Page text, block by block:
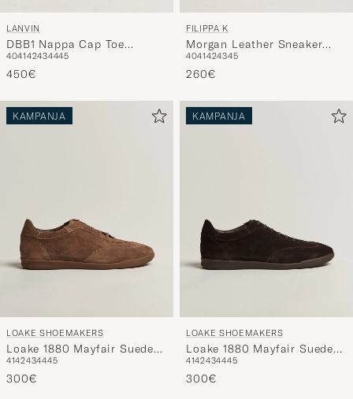
DBB1 Nappa Cap Toe
Sneaker Black
404142 434445
Morgan Leather Sneaker
White
4041 4243 45
KAMPANJA
Loake 1880 Mayfair Suede
Dress Sneaker Flint
4142434445
KAMPANJA
Loake 1880 Mayfair Suede
Dress Sneaker Dark Brown
4142434445